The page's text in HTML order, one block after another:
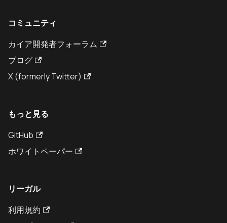
コミュニティ
カイア開発者フォーラム
ブログ
X (formerly Twitter)
もっと見る
GitHub
ホワイトペーパー
リーガル
利用規約